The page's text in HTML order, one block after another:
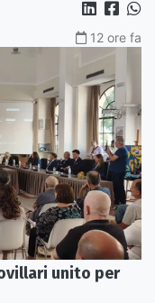
12 ore fa
unito per